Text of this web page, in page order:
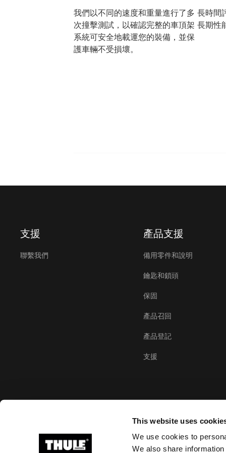
This website uses
We use cookies to
We also share
我們以不同的速度和重量進行了多
次撞擊測試，以確認完整的車頂架
系統可安全地載運您的裝備，並保
護車輛不受損壞。
長時間
長期性
支援
聯繫我們
產品支援
備用零件和說明
鑰匙和鎖頭
保固
產品召回
產品登記
支援